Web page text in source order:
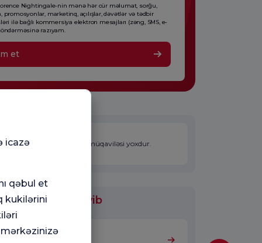
Nightingale-nin mənə hər cür məlumat, sorğu,
promosyonlar, marketinq, açılışlar, dəvətlər və tədbir
ilə bağlı kommersiya elektron mesajları (zəng, SMS, e-
razıyam.
et
Həkimin SGK və TSS ilə müqaviləsi yoxdur.
işləyib
icazə
qəbul et
kukilərini